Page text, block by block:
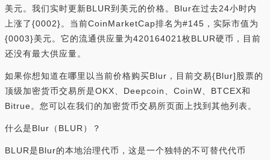
美元。我们实时更新BLUR到美元的价格。Blur在过去24小时内
上涨了{0002}。当前CoinMarketCap排名为#145，实际市值为
{0003}美元。它的流通供应量为420164021枚BLUR硬币，目前
还没有最大供应量。
如果你想知道在哪里以当前价格购买Blur，目前交易{Blur]股票的
顶级加密货币交易所是OKX、Deepcoin、CoinW、BTCEX和
Bitrue。您可以在我们的加密货币交易所页面上找到其他列表。
什么是Blur（BLUR）？
BLUR是Blur的本地治理代币，这是一个独特的不可替代代币